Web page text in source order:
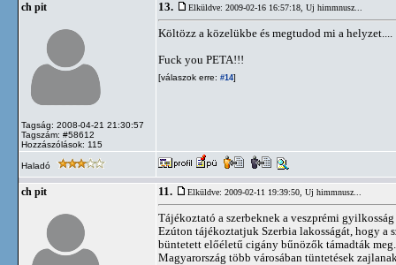
ch pit
Tagság: 2008-04-21 21:30:57
Tagszám: #58612
Hozzászólások: 115
13. Elküldve: 2009-02-16 16:57:18, Uj himmnusz...
Költözz a közelükbe és megtudod mi a helyzet....
Fuck you PETA!!!
[válaszok erre: #14]
Haladó
ch pit 11. Elküldve: 2009-02-11 19:39:50, Uj himmnusz...
Tájékoztató a szerbeknek a veszprémi gyilkosság
Ezúton tájékoztatjuk Szerbia lakosságát, hogy a
büntetett előéletű cigány bűnözők támadták
Magyarország több városában tüntetések